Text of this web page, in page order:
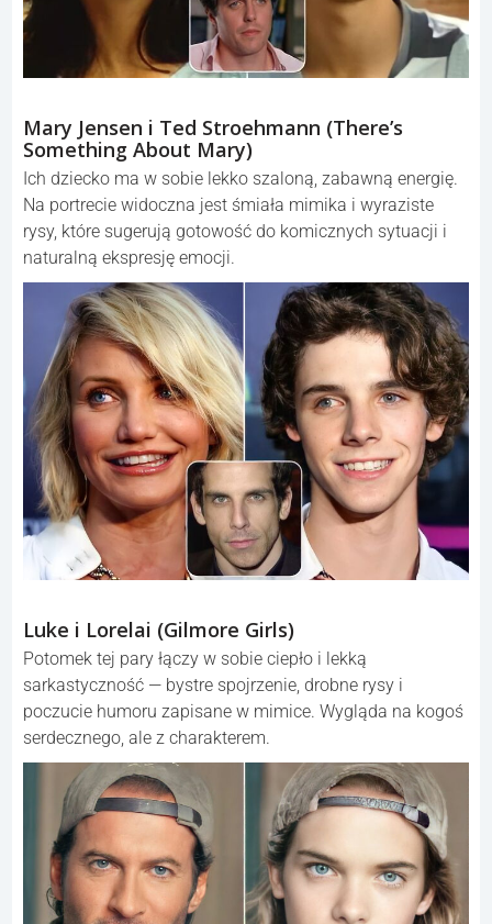
Mary Jensen i Ted Stroehmann (There’s
Something About Mary)
Ich dziecko ma w sobie lekko szaloną, zabawną energię.
Na portrecie widoczna jest śmiała mimika i wyraziste
rysy, które sugerują gotowość do komicznych sytuacji i
naturalną ekspresję emocji.
Luke i Lorelai (Gilmore Girls)
Potomek tej pary łączy w sobie ciepło i lekką
sarkastyczność — bystre spojrzenie, drobne rysy i
poczucie humoru zapisane w mimice. Wygląda na kogoś
serdecznego, ale z charakterem.